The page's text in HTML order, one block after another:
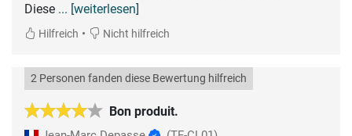
Diese ... [weiterlesen]
Hilfreich • Nicht hilfreich
Bon produit.
2 Personen fanden diese Bewertung hilfreich